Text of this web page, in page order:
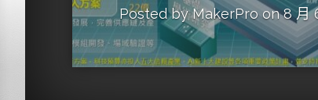
推探OpenAI Codex
制器
Posted byMakerProon 8 月